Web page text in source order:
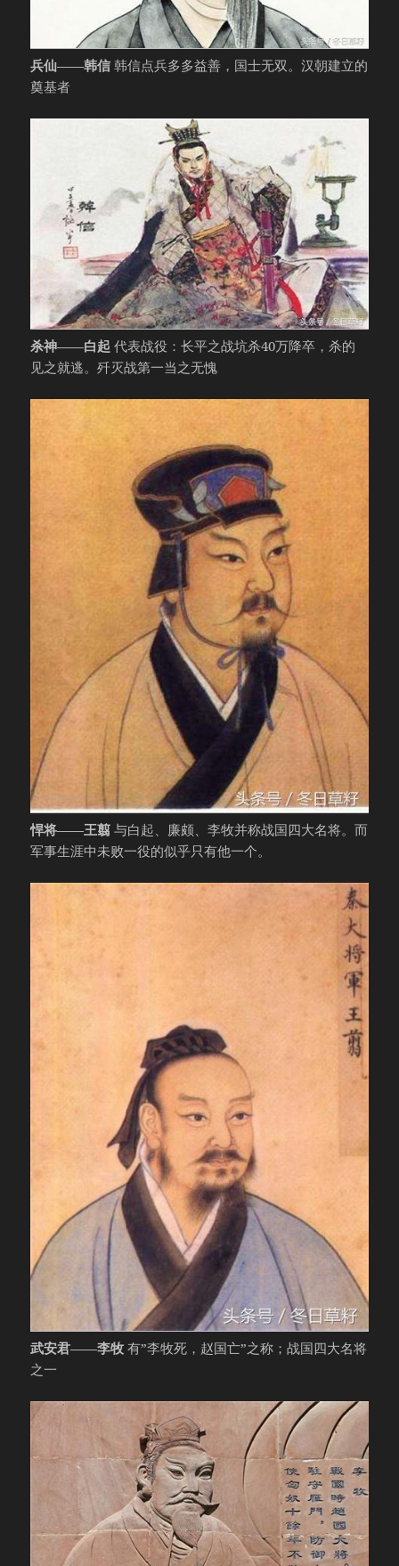
兵仙——韩信 韩信点兵多多益善，国士无双。汉朝建立的
奠基者
杀神——白起 代表战役：长平之战坑杀40万降卒，杀的
见之就逃。歼灭战第一当之无愧
悍将——王翦 与白起、廉颇、李牧并称战国四大名将。而
军事生涯中未败一役的似乎只有他一个。
武安君——李牧 有”李牧死，赵国亡”之称；战国四大名将
之一